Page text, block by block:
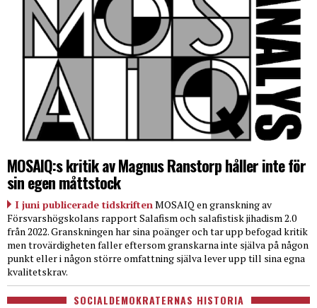
MOSAIQ:s kritik av Magnus Ranstorp håller inte för
sin egen måttstock
I juni publicerade tidskriftenMOSAIQ en granskning av
Försvarshögskolans rapport Salafism och salafistisk jihadism 2.0
från 2022. Granskningen har sina poänger och tar upp befogad kritik
men trovärdigheten faller eftersom granskarna inte själva på någon
punkt eller i någon större omfattning själva lever upp till sina egna
kvalitetskrav.
SOCIALDEMOKRATERNAS HISTORIA